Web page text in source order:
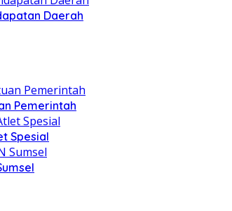
Daerah
Pemerintah
Spesial